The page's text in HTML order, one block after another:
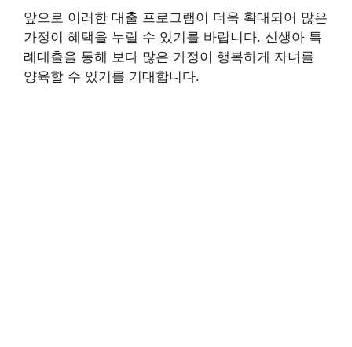
앞으로 이러한 대출 프로그램이 더욱 확대되어 많은
가정이 혜택을 누릴 수 있기를 바랍니다. 신생아 특
례대출을 통해 보다 많은 가정이 행복하게 자녀를
양육할 수 있기를 기대합니다.